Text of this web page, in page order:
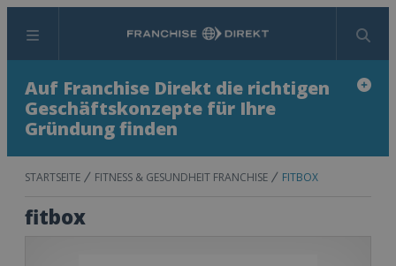
Menü Suchen
Auf Franchise Direkt die richtigen
Geschäftskonzepte für Ihre
Gründung finden
STARTSEITE FITNESS & GESUNDHEIT FRANCHISE FITBOX
fitbox